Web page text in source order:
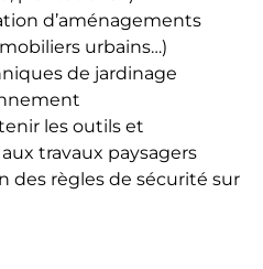
d’aménagements
urbains…)
de jardinage
les outils et
travaux paysagers
règles de sécurité sur